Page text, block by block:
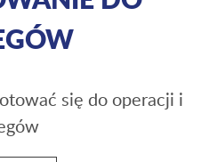
się do operacji i